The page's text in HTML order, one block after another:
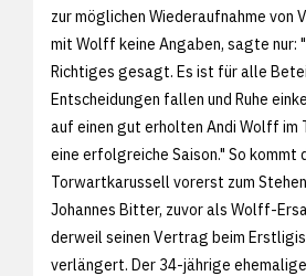
zur möglichen Wiederaufnahme von
mit Wolff keine Angaben, sagte nur:
Richtiges gesagt. Es ist für alle
Entscheidungen fallen und Ruhe
auf einen gut erholten Andi Wolff im
eine erfolgreiche Saison." So kommt
Torwartkarussell vorerst zum
Johannes Bitter, zuvor als Wolff-
derweil seinen Vertrag beim
verlängert. Der 34-jährige